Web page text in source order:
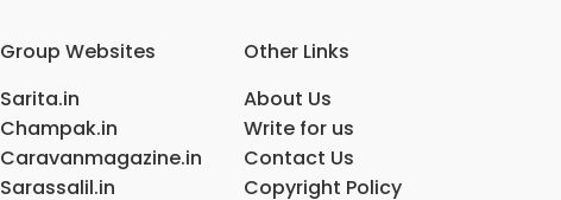
Group Websites
Sarita.in
Champak.in
Caravanmagazine.in
Sarassalil.in
Other Links
About Us
Write for us
Contact Us
Copyright Policy